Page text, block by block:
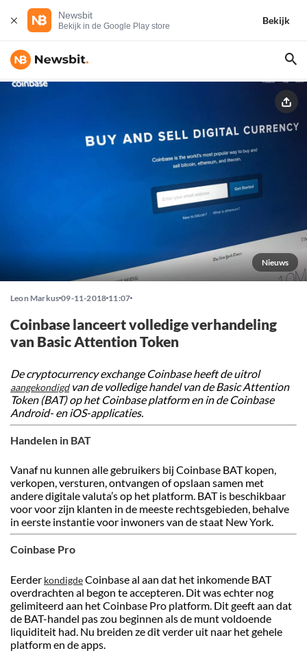
Newsbit
Bekijk in de Google Play store
Bekijk
Nieuws
Leon Markus 09-11-2018 11:07
Coinbase lanceert volledige verhandeling
van Basic Attention Token
De cryptocurrency exchange Coinbase heeft de uitrol
aangekondigdvan de volledige handel van de Basic Attention
Token (BAT) op het Coinbase platform en in de Coinbase
Android- en iOS-applicaties.
Handelen in BAT
Vanaf nu kunnen alle gebruikers bij Coinbase BAT kopen,
verkopen, versturen, ontvangen of opslaan samen met
andere digitale valuta’s op het platform. BAT is beschikbaar
voor voor zijn klanten in de meeste rechtsgebieden, behalve
in eerste instantie voor inwoners van de staat New York.
Coinbase Pro
Eerder kondigdeCoinbase al aan dat het inkomende BAT
overdrachten al begon te accepteren. Dit was echter nog
gelimiteerd aan het Coinbase Pro platform. Dit geeft aan dat
de BAT-handel pas zou beginnen als de munt voldoende
liquiditeit had. Nu breiden ze dit verder uit naar het gehele
platform en de apps.